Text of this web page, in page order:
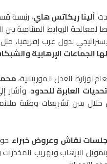
ألينا ريكاتس هاي، رئيسة
لمعالجة الروابط المتنامية
لدول غرب إفريقيا،
الإرهابية
لوزارة العدل الموريتانية،
العابرة للحدود. وأشار
خلال سن تشريعات وطنية
جلسات نقاش وعروض خبراء
الإرهاب وتهريب المخدرات